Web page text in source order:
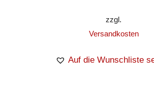
zzgl.
Versandkosten
Auf die Wunschliste